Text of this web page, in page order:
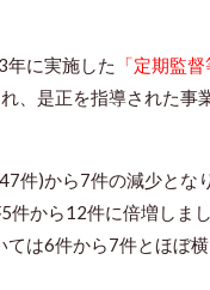
年に実施した 「定期監
、是正を指導された事
件)から7件の減少とな
から12件に倍増しま
は6件から7件とほぼ横